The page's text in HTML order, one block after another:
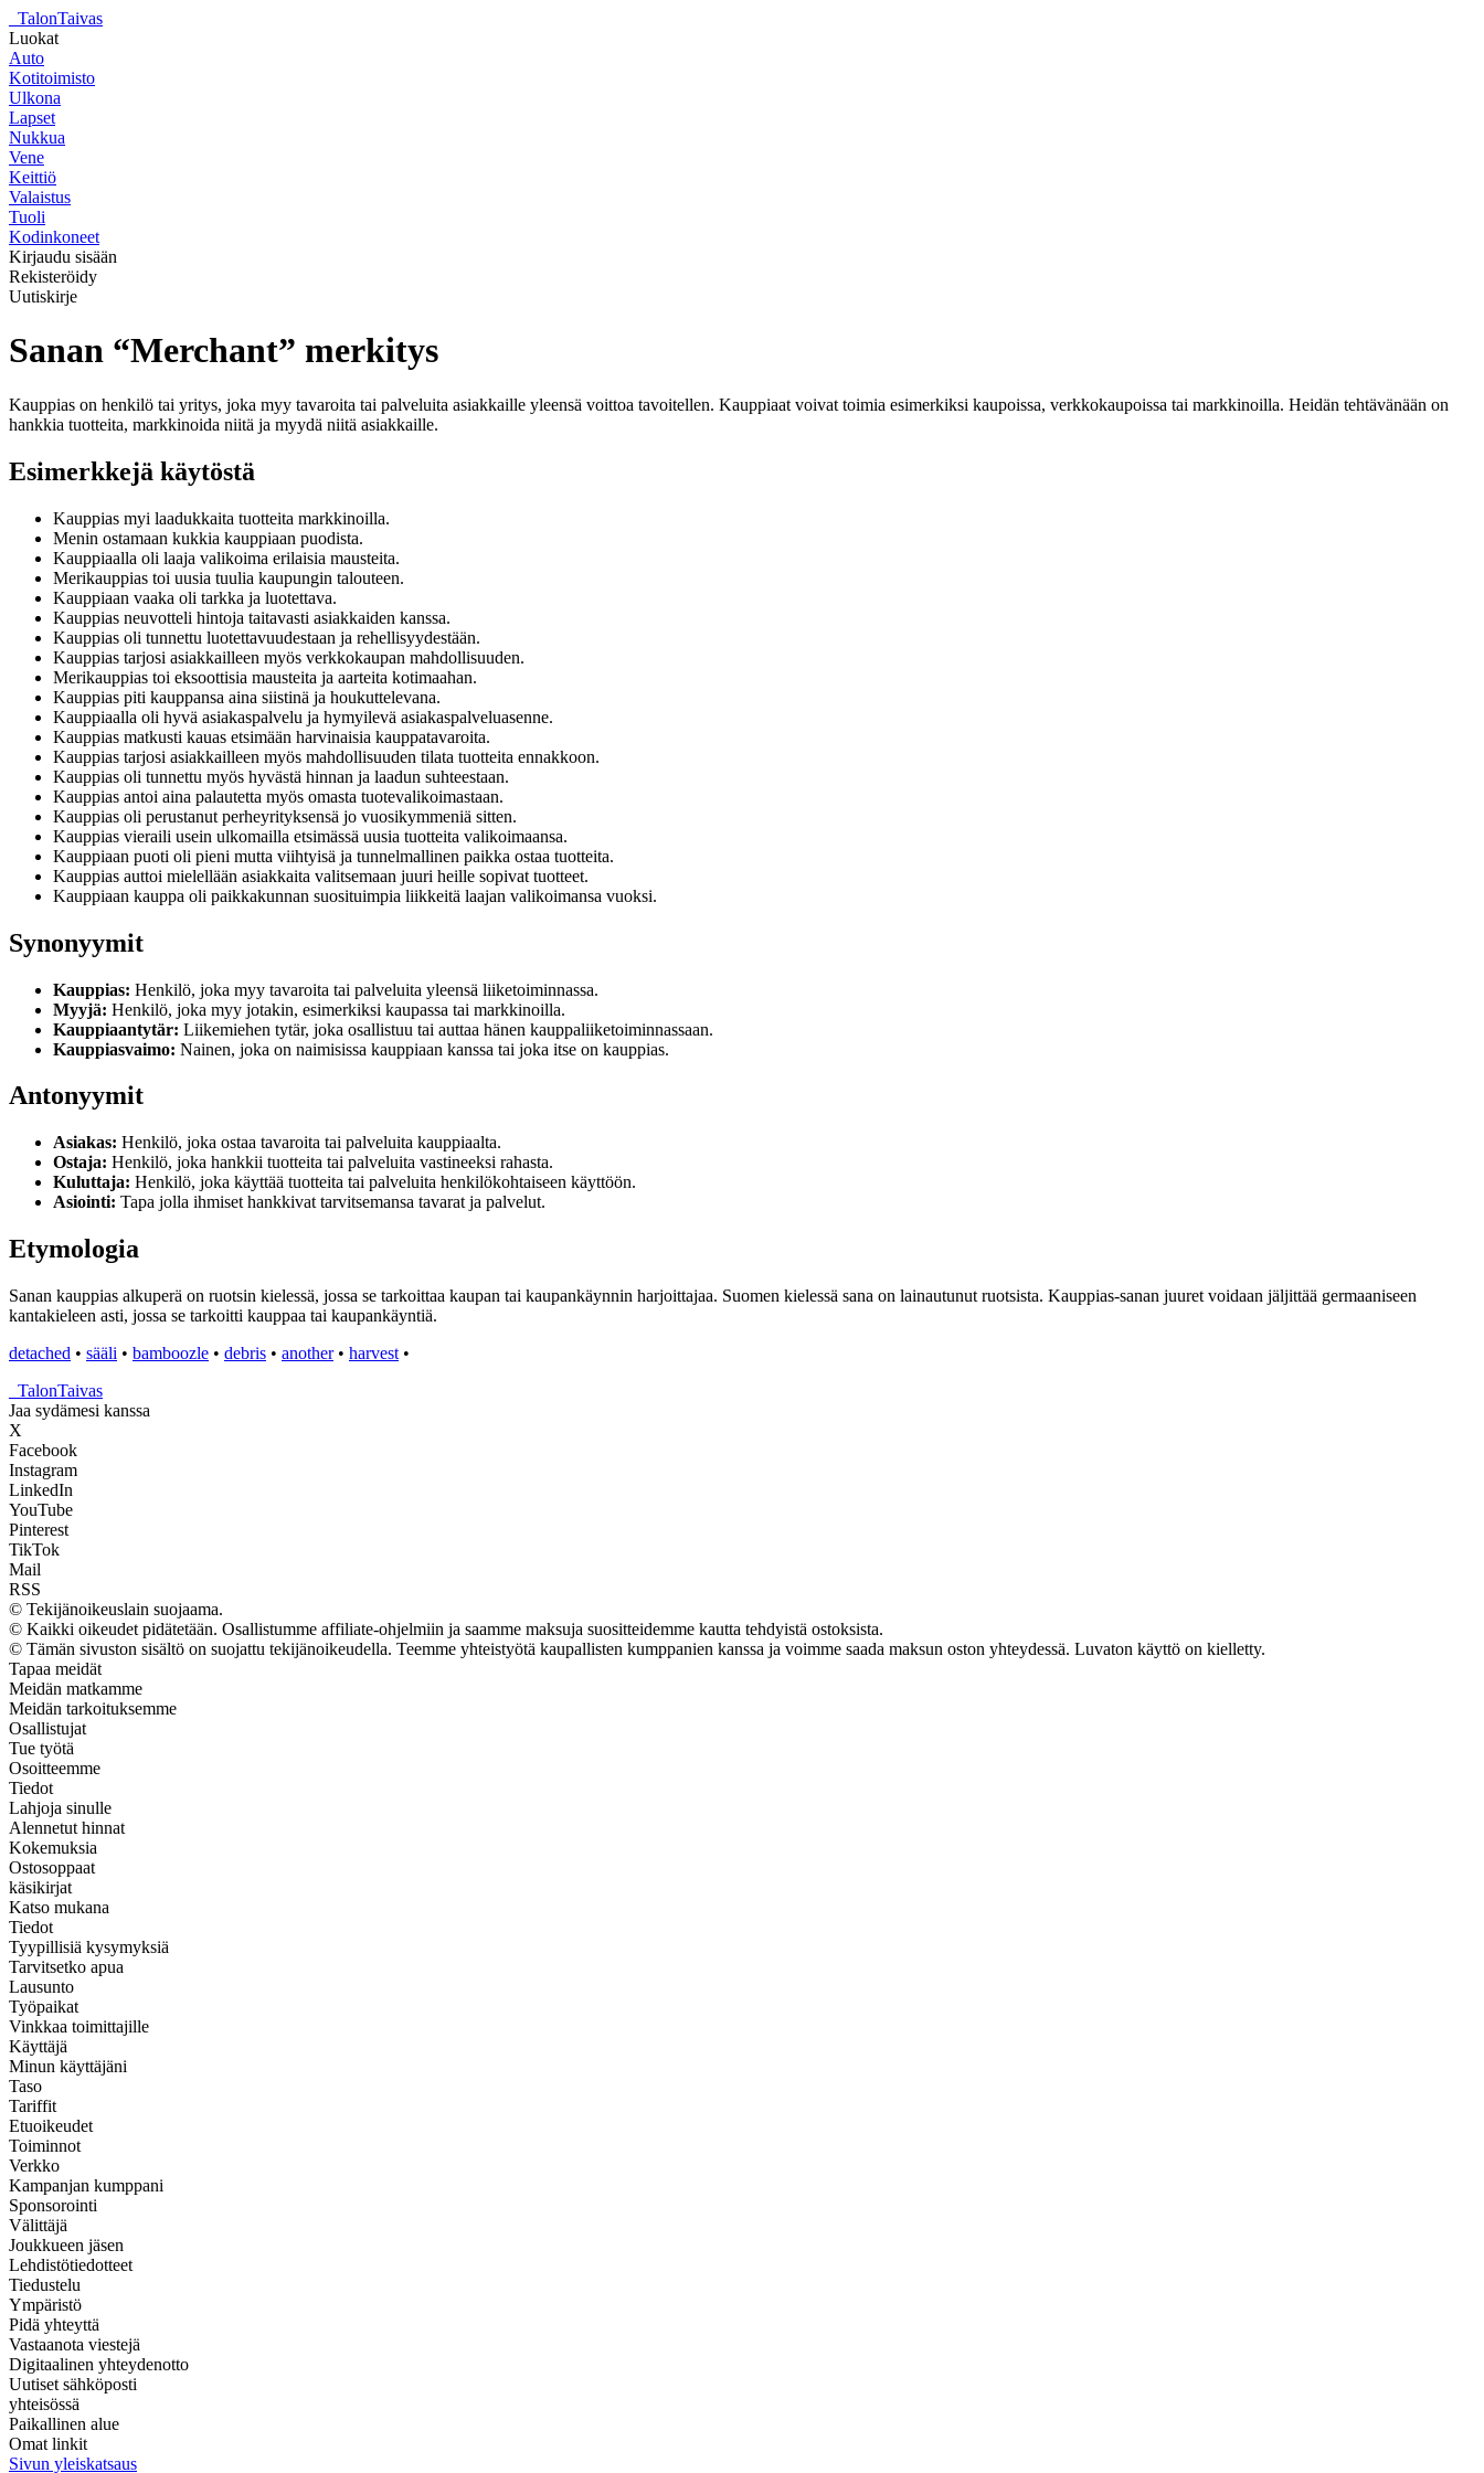
TalonTaivas
Luokat
Auto
Kotitoimisto
Ulkona
Lapset
Nukkua
Vene
Keittiö
Valaistus
Tuoli
Kodinkoneet
Kirjaudu sisään
Rekisteröidy
Uutiskirje
Sanan “Merchant” merkitys
Kauppias on henkilö tai yritys, joka myy tavaroita tai palveluita asiakkaille yleensä voittoa tavoitellen. Kauppiaat voivat toimia esimerkiksi kaupoissa, verkkokaupoissa tai markkinoilla. Heidän tehtävänään on
hankkia tuotteita, markkinoida niitä ja myydä niitä asiakkaille.
Esimerkkejä käytöstä
Kauppias myi laadukkaita tuotteita markkinoilla.
Menin ostamaan kukkia kauppiaan puodista.
Kauppiaalla oli laaja valikoima erilaisia mausteita.
Merikauppias toi uusia tuulia kaupungin talouteen.
Kauppiaan vaaka oli tarkka ja luotettava.
Kauppias neuvotteli hintoja taitavasti asiakkaiden kanssa.
Kauppias oli tunnettu luotettavuudestaan ja rehellisyydestään.
Kauppias tarjosi asiakkailleen myös verkkokaupan mahdollisuuden.
Merikauppias toi eksoottisia mausteita ja aarteita kotimaahan.
Kauppias piti kauppansa aina siistinä ja houkuttelevana.
Kauppiaalla oli hyvä asiakaspalvelu ja hymyilevä asiakaspalveluasenne.
Kauppias matkusti kauas etsimään harvinaisia kauppatavaroita.
Kauppias tarjosi asiakkailleen myös mahdollisuuden tilata tuotteita ennakkoon.
Kauppias oli tunnettu myös hyvästä hinnan ja laadun suhteestaan.
Kauppias antoi aina palautetta myös omasta tuotevalikoimastaan.
Kauppias oli perustanut perheyrityksensä jo vuosikymmeniä sitten.
Kauppias vieraili usein ulkomailla etsimässä uusia tuotteita valikoimaansa.
Kauppiaan puoti oli pieni mutta viihtyisä ja tunnelmallinen paikka ostaa tuotteita.
Kauppias auttoi mielellään asiakkaita valitsemaan juuri heille sopivat tuotteet.
Kauppiaan kauppa oli paikkakunnan suosituimpia liikkeitä laajan valikoimansa vuoksi.
Synonyymit
Kauppias: Henkilö, joka myy tavaroita tai palveluita yleensä liiketoiminnassa.
Myyjä: Henkilö, joka myy jotakin, esimerkiksi kaupassa tai markkinoilla.
Kauppiaantytär: Liikemiehen tytär, joka osallistuu tai auttaa hänen kauppaliiketoiminnassaan.
Kauppiasvaimo: Nainen, joka on naimisissa kauppiaan kanssa tai joka itse on kauppias.
Antonyymit
Asiakas: Henkilö, joka ostaa tavaroita tai palveluita kauppiaalta.
Ostaja: Henkilö, joka hankkii tuotteita tai palveluita vastineeksi rahasta.
Kuluttaja: Henkilö, joka käyttää tuotteita tai palveluita henkilökohtaiseen käyttöön.
Asiointi: Tapa jolla ihmiset hankkivat tarvitsemansa tavarat ja palvelut.
Etymologia
Sanan kauppias alkuperä on ruotsin kielessä, jossa se tarkoittaa kaupan tai kaupankäynnin harjoittajaa. Suomen kielessä sana on lainautunut ruotsista. Kauppias-sanan juuret voidaan jäljittää germaaniseen
kantakieleen asti, jossa se tarkoitti kauppaa tai kaupankäyntiä.
detached • sääli • bamboozle • debris • another• harvest •
TalonTaivas
Jaa sydämesi kanssa
X
Facebook
Instagram
LinkedIn
YouTube
Pinterest
TikTok
Mail
RSS
© Tekijänoikeuslain suojaama.
© Kaikki oikeudet pidätetään. Osallistumme affiliate-ohjelmiin ja saamme maksuja suositteidemme kautta tehdyistä ostoksista.
© Tämän sivuston sisältö on suojattu tekijänoikeudella. Teemme yhteistyötä kaupallisten kumppanien kanssa ja voimme saada maksun oston yhteydessä. Luvaton käyttö on kielletty.
Tapaa meidät
Meidän matkamme
Meidän tarkoituksemme
Osallistujat
Tue työtä
Osoitteemme
Tiedot
Lahjoja sinulle
Alennetut hinnat
Kokemuksia
Ostosoppaat
käsikirjat
Katso mukana
Tiedot
Tyypillisiä kysymyksiä
Tarvitsetko apua
Lausunto
Työpaikat
Vinkkaa toimittajille
Käyttäjä
Minun käyttäjäni
Taso
Tariffit
Etuoikeudet
Toiminnot
Verkko
Kampanjan kumppani
Sponsorointi
Välittäjä
Joukkueen jäsen
Lehdistötiedotteet
Tiedustelu
Ympäristö
Pidä yhteyttä
Vastaanota viestejä
Digitaalinen yhteydenotto
Uutiset sähköposti
yhteisössä
Paikallinen alue
Omat linkit
Sivun yleiskatsaus